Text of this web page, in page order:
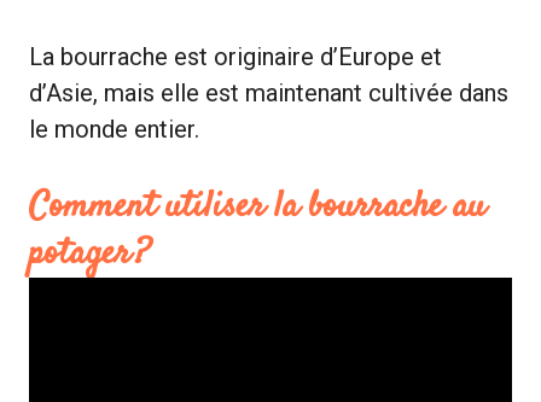
La bourrache est originaire d’Europe et
d’Asie, mais elle est maintenant cultivée dans
le monde entier.
Comment utiliser la bourrache au
potager ?